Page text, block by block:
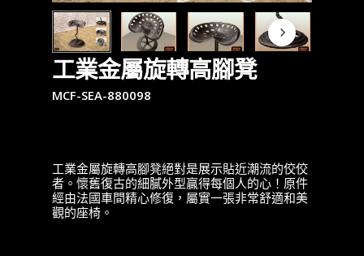
工業金屬旋轉高腳凳
MCF-SEA-880098
工業金屬旋轉高腳凳絕對是展示貼近潮流的佼佼
者。懷舊復古的細膩外型贏得每個人的心！原件
經由法國車間精心修復，屬實一張非常舒適和美
觀的座椅。